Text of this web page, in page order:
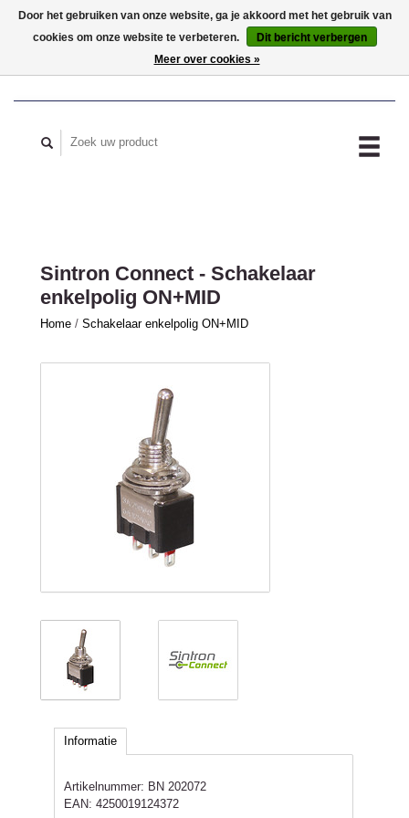
MIJN ACCOUNT
Sintron Connect - Schakelaar
enkelpolig ON+MID
Home / Schakelaar enkelpolig ON+MID
Informatie
Artikelnummer: BN 202072
EAN: 4250019124372
Door het gebruiken van onze website, ga je akkoord met het gebruik van
cookies om onze website te verbeteren.
Dit bericht verbergen
Meer over cookies »